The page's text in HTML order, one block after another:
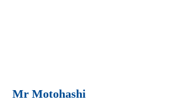
Mr Motohashi